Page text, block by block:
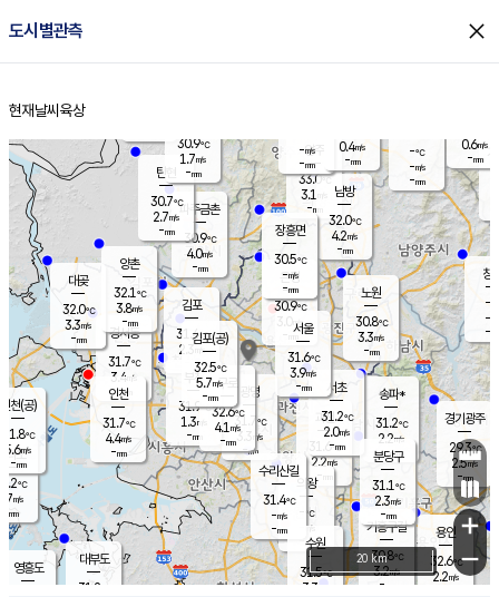
도시별관측 close
홈
현재날씨 육상
의도
℃
m/s
mm
영흥도
양주
33.0℃
3.1
-mm
과천
31.6℃
2.2m/s
- mm
용인
32.6℃
2.2m/s
경기광주
29.3℃
2.5m/s
-mm
대부도
31.2
경서동
31.7℃
3.4 m/s
-mm
파주금촌
30.9℃
4.0m/s
-mm
-℃
-m/s
-mm
대곶
32.0℃
3.3m/s
-mm
창
-
-m/
-
탄현
30.7℃
2.7m/s
-mm
0.6m/s
-mm
의왕
- ℃
m/s
mm
김포
31.4℃
2.3 m/s
mm
광명
31.7 ℃
3.3 m/s
-mm
부천
31.9℃
1.3m/s
-mm
양촌
32.1℃
3.8m/s
-mm
구로
32.6℃
4.1 m/s
-mm
은평
30.9℃
3.0 m/s
- mm
노원
30.8℃
3.3m/s
-mm
송파*
31.2℃
2.2m/s
-mm
서초
31.2℃
2.0m/s
-mm
남방
32.0℃
4.2m/s
-mm
기흥구갈
30.8℃
3.2m/s
-
수리산길
31.4℃
-m/s
-mm
분당구
31.1℃
2.3m/s
-mm
장흥면
30.5℃
-m/s
-mm
-m/s
-mm
인천(공)
31.8℃
5.6m/s
-mm
김포(공)
32.5℃
5.7m/s
-mm
수원
31.5℃
3.3 m/s
인천
31.7℃
4.4m/s
-mm
서울
31.6℃
3.9m/s
-mm
30.9℃
1.7m/s
-mm
0.4m/s
-mm
+
−
20 km